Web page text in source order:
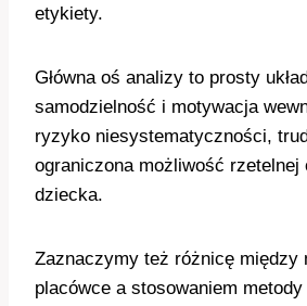
etykiety.
Główna oś analizy to prosty
samodzielność i motywacja
ryzyko niesystematyczności,
ograniczona możliwość rzetelnej
dziecka.
Zaznaczymy też różnicę między
placówce a stosowaniem